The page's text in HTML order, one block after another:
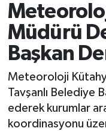
Müdürü
Başkan
Meteoroloji
Tavşanlı Belediye
ederek kurumlar
koordinasyonu
Dünya
Eğitim
Ekonomi
Eleman
Süper Lig
Tüm Manşetler
Son Dakika
Haber Arşivi